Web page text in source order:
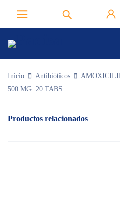
Inicio Antibióticos
500 MG. 20 TABS.
Productos relacionados